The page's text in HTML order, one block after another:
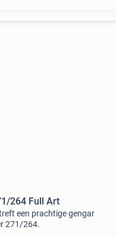
264 Full Art
een prachtige gengar
271/264.